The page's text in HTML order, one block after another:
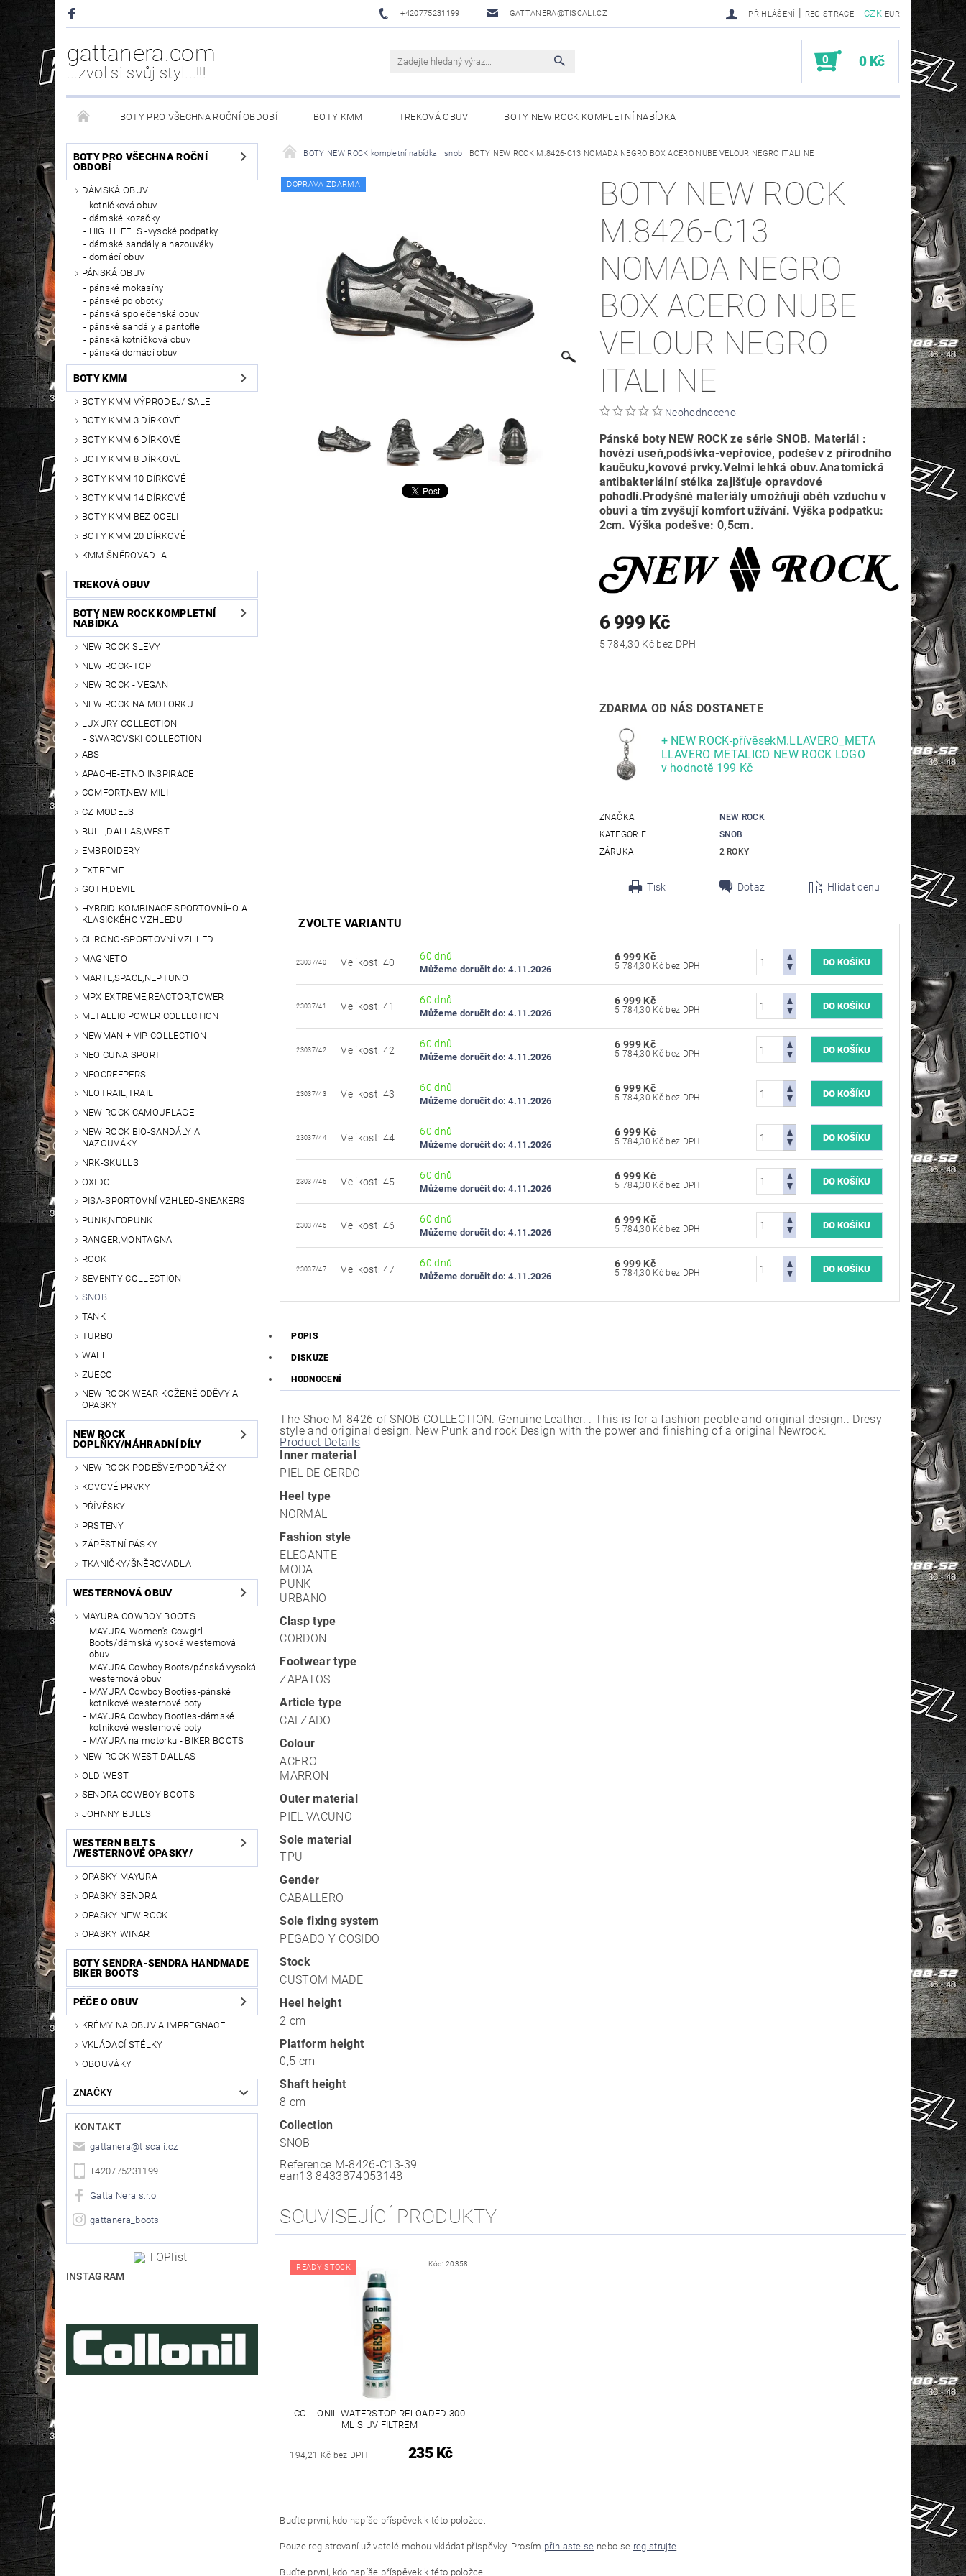
+420775231199 GATTANERA@TISCALI.CZ CZK EUR
PŘIHLÁŠENÍ | REGISTRACE
gattanera.com
...zvol si svůj styl...!!!
0 0 Kč
BOTY PRO VŠECHNA ROČNÍ OBDOBÍ BOTY KMM TREKOVÁ OBUV BOTY NEW ROCK KOMPLETNÍ NABÍDKA
NEW ROCK DOPLŇKY/NÁHRADNÍ DÍLY WESTERNOVÁ OBUV WESTERN BELTS /WESTERNOVÉ OPASKY/ BOTY SENDRA-SENDRA HANDMADE BIKER BOOTS
PÉČE O OBUV
BOTY PRO VŠECHNA ROČNÍ
OBDOBÍ
DÁMSKÁ OBUV
kotníčková obuv
dámské kozačky
HIGH HEELS -vysoké podpatky
dámské sandály a nazouváky
domácí obuv
PÁNSKÁ OBUV
pánské mokasíny
pánské polobotky
pánská společenská obuv
pánské sandály a pantofle
pánská kotníčková obuv
pánská domácí obuv
BOTY KMM
BOTY KMM VÝPRODEJ/ SALE
BOTY KMM 3 DÍRKOVÉ
BOTY KMM 6 DÍRKOVÉ
BOTY KMM 8 DÍRKOVÉ
BOTY KMM 10 DÍRKOVÉ
BOTY KMM 14 DÍRKOVÉ
BOTY KMM BEZ OCELI
BOTY KMM 20 DÍRKOVÉ
KMM ŠNĚROVADLA
TREKOVÁ OBUV
BOTY NEW ROCK KOMPLETNÍ
NABÍDKA
NEW ROCK SLEVY
NEW ROCK-TOP
NEW ROCK - VEGAN
NEW ROCK NA MOTORKU
LUXURY COLLECTION
SWAROVSKI COLLECTION
ABS
APACHE-ETNO INSPIRACE
COMFORT,NEW MILI
CZ MODELS
BULL,DALLAS,WEST
EMBROIDERY
EXTREME
GOTH,DEVIL
HYBRID-KOMBINACE SPORTOVNÍHO A
KLASICKÉHO VZHLEDU
CHRONO-SPORTOVNÍ VZHLED
MAGNETO
MARTE,SPACE,NEPTUNO
MPX EXTREME,REACTOR,TOWER
METALLIC POWER COLLECTION
NEWMAN + VIP COLLECTION
NEO CUNA SPORT
NEOCREEPERS
NEOTRAIL,TRAIL
NEW ROCK CAMOUFLAGE
NEW ROCK BIO-SANDÁLY A
NAZOUVÁKY
NRK-SKULLS
OXIDO
PISA-SPORTOVNÍ VZHLED-SNEAKERS
PUNK,NEOPUNK
RANGER,MONTAGNA
ROCK
SEVENTY COLLECTION
SNOB
TANK
TURBO
WALL
ZUECO
NEW ROCK WEAR-KOŽENÉ ODĚVY A
OPASKY
NEW ROCK
DOPLŇKY/NÁHRADNÍ DÍLY
NEW ROCK PODEŠVE/PODRÁŽKY
KOVOVÉ PRVKY
PŘÍVĚSKY
PRSTENY
ZÁPĚSTNÍ PÁSKY
TKANIČKY/ŠNĚROVADLA
WESTERNOVÁ OBUV
MAYURA COWBOY BOOTS
MAYURA-Women's Cowgirl
Boots/dámská vysoká westernová
obuv
MAYURA Cowboy Boots/pánská vysoká
westernová obuv
MAYURA Cowboy Booties-pánské
kotníkové westernové boty
MAYURA Cowboy Booties-dámské
kotníkové westernové boty
MAYURA na motorku - BIKER BOOTS
NEW ROCK WEST-DALLAS
OLD WEST
SENDRA COWBOY BOOTS
JOHNNY BULLS
WESTERN BELTS
/WESTERNOVÉ OPASKY/
OPASKY MAYURA
OPASKY SENDRA
OPASKY NEW ROCK
OPASKY WINAR
BOTY SENDRA-SENDRA HANDMADE
BIKER BOOTS
PÉČE O OBUV
KRÉMY NA OBUV A IMPREGNACE
VKLÁDACÍ STÉLKY
OBOUVÁKY
ZNAČKY
KONTAKT
gattanera@tiscali.cz
+420775231199
Gatta Nera s.r.o.
gattanera_boots
INSTAGRAM
BOTY NEW ROCK kompletní nabídka snob BOTY NEW ROCK M.8426-C13 NOMADA NEGRO BOX ACERO NUBE VELOUR NEGRO ITALI NE
DOPRAVA ZDARMA
BOTY NEW ROCK
M.8426-C13
NOMADA NEGRO
BOX ACERO NUBE
VELOUR NEGRO
ITALI NE
Neohodnoceno
Pánské boty NEW ROCK ze série SNOB. Materiál :
hovězí useň,podšívka-vepřovice, podešev z přírodního
kaučuku,kovové prvky.Velmi lehká obuv.Anatomická
antibakteriální stélka zajišťuje opravdové
pohodlí.Prodyšné materiály umožňují oběh vzduchu v
obuvi a tím zvyšují komfort užívání. Výška podpatku:
2cm. Výška podešve: 0,5cm.
6 999 Kč
5 784,30 Kč bez DPH
ZDARMA OD NÁS DOSTANETE
+ NEW ROCK-přívěsekM.LLAVERO_META
LLAVERO METALICO NEW ROCK LOGO
v hodnotě 199 Kč
ZNAČKA
NEW ROCK
KATEGORIE
SNOB
ZÁRUKA
2 ROKY
Tisk Dotaz Hlídat cenu
ZVOLTE VARIANTU
23037/40 Velikost: 40
60 dnů
Můžeme doručit do: 4.11.2026
6 999 Kč
5 784,30 Kč bez DPH
23037/41 Velikost: 41
60 dnů
Můžeme doručit do: 4.11.2026
6 999 Kč
5 784,30 Kč bez DPH
23037/42 Velikost: 42
60 dnů
Můžeme doručit do: 4.11.2026
6 999 Kč
5 784,30 Kč bez DPH
23037/43 Velikost: 43
60 dnů
Můžeme doručit do: 4.11.2026
6 999 Kč
5 784,30 Kč bez DPH
23037/44 Velikost: 44
60 dnů
Můžeme doručit do: 4.11.2026
6 999 Kč
5 784,30 Kč bez DPH
23037/45 Velikost: 45
60 dnů
Můžeme doručit do: 4.11.2026
6 999 Kč
5 784,30 Kč bez DPH
23037/46 Velikost: 46
60 dnů
Můžeme doručit do: 4.11.2026
6 999 Kč
5 784,30 Kč bez DPH
23037/47 Velikost: 47
60 dnů
Můžeme doručit do: 4.11.2026
6 999 Kč
5 784,30 Kč bez DPH
POPIS
DISKUZE
HODNOCENÍ
The Shoe M-8426 of SNOB COLLECTION. Genuine Leather. . This is for a fashion peoble and original design.. Dresy
style and original design. New Punk and rock Design with the power and finishing of a original Newrock.
Product Details
Inner material
PIEL DE CERDO
Heel type
NORMAL
Fashion style
ELEGANTE
MODA
PUNK
URBANO
Clasp type
CORDON
Footwear type
ZAPATOS
Article type
CALZADO
Colour
ACERO
MARRON
Outer material
PIEL VACUNO
Sole material
TPU
Gender
CABALLERO
Sole fixing system
PEGADO Y COSIDO
Stock
CUSTOM MADE
Heel height
2 cm
Platform height
0,5 cm
Shaft height
8 cm
Collection
SNOB
Reference M-8426-C13-39
ean13 8433874053148
SOUVISEJÍCÍ PRODUKTY
READY STOCK Kód: 20358
COLLONIL WATERSTOP RELOADED 300
ML S UV FILTREM
194,21 Kč bez DPH 235 Kč
Buďte první, kdo napíše příspěvek k této položce.
Pouze registrovaní uživatelé mohou vkládat příspěvky. Prosím přihlaste se nebo se registrujte
Buďte první, kdo napíše příspěvek k této položce.